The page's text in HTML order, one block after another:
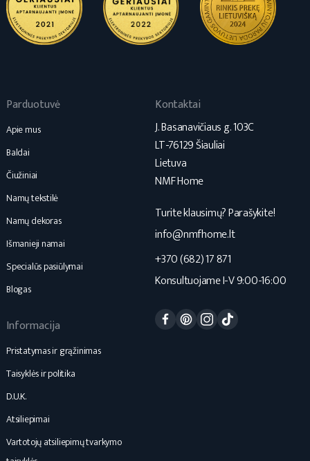
Parduotuvė
Apie mus
Baldai
Čiužiniai
Namų tekstilė
Namų dekoras
Išmanieji namai
Specialūs pasiūlymai
Blogas
Informacija
Pristatymas ir grąžinimas
Taisyklės ir politika
D.U.K.
Atsiliepimai
Vartotojų atsiliepimų tvarkymo
Kontaktai
J. Basanavičiaus g. 103C
LT-76129 Šiauliai
Lietuva
NMF Home
Turite klausimų? Parašykite!
info@nmfhome.lt
+370 (682) 17 871
Konsultuojame I-V 9:00-16:00
FacebookPinterestInstagram